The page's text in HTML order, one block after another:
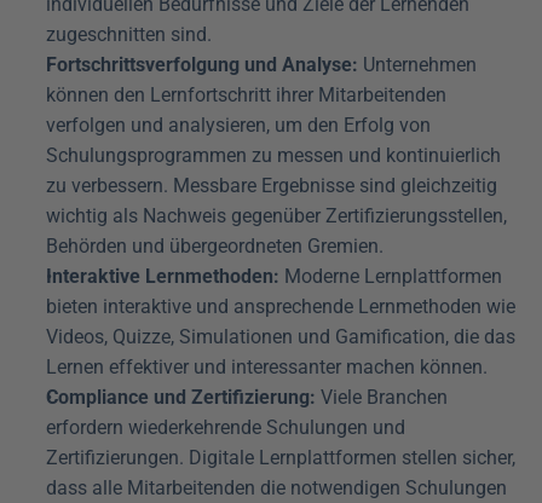
zugeschnitten sind.
Fortschrittsverfolgung und Analyse: Unternehmen
können den Lernfortschritt ihrer Mitarbeitenden
verfolgen und analysieren, um den Erfolg von
Schulungsprogrammen zu messen und kontinuierlich
zu verbessern. Messbare Ergebnisse sind gleichzeitig
wichtig als Nachweis gegenüber Zertifizierungsstellen,
Behörden und übergeordneten Gremien.
Interaktive Lernmethoden: Moderne Lernplattformen
bieten interaktive und ansprechende Lernmethoden wie
Videos, Quizze, Simulationen und Gamification, die das
Lernen effektiver und interessanter machen können.
Compliance und Zertifizierung: Viele Branchen
erfordern wiederkehrende Schulungen und
Zertifizierungen. Digitale Lernplattformen stellen sicher,
dass alle Mitarbeitenden die notwendigen Schulungen